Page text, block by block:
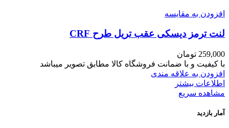
افزودن به مقایسه
لنت ترمز دیسکی عقب تریل طرح CRF
259,000 تومان
با کیفیت و با ضمانت فروشگاه کالا مطابق تصویر میباشد
افزودن به علاقه مندی
اطلاعات بیشتر
مشاهده سریع
آمار بازدید